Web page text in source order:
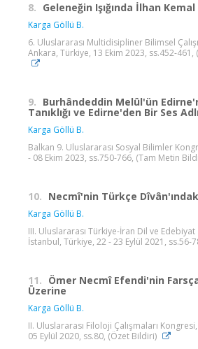
8. Geleneğin Işığında İlhan
Karga Göllü B.
6. Uluslararası Multidisipliner Bilimsel
Ankara, Türkiye, 13 Ekim 2023, ss.452-
9. Burhândeddin Melûl'ün
Tanıklığı ve Edirne'den Bir Ses
Karga Göllü B.
Balkan 9. Uluslararası Sosyal Bilimler
- 08 Ekim 2023, ss.750-766, (Tam Metin
10. Necmî'nin Türkçe
Karga Göllü B.
III. Uluslararası Türkiye-İran Dil ve
İstanbul, Türkiye, 22 - 23 Eylül 2021, ss.56-
11. Ömer Necmî Efendi'nin
Üzerine
Karga Göllü B.
II. Uluslararası Filoloji Çalışmaları
05 Eylül 2020, ss.80, (Özet Bildiri)